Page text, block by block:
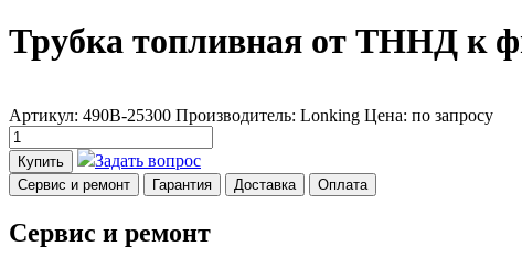
Трубка топливная от ТННД к
Артикул: 490B-25300 Производитель: Lonking Цена: по запросу
Купить Задать вопрос
Сервис и ремонт Гарантия Доставка Оплата
Сервис и ремонт